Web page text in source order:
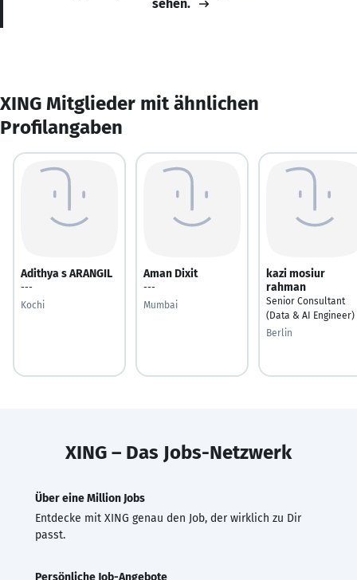
sehen.
XING Mitglieder mit ähnlichen
Profilangaben
Adithya s ARANGIL
---
Kochi
Aman Dixit
---
Mumbai
kazi mosiur
rahman
Senior Consultant
(Data & AI Engineer)
Berlin
XING – Das Jobs-Netzwerk
Über eine Million Jobs
Entdecke mit XING genau den Job, der wirklich zu Dir
passt.
Persönliche Job-Angebote